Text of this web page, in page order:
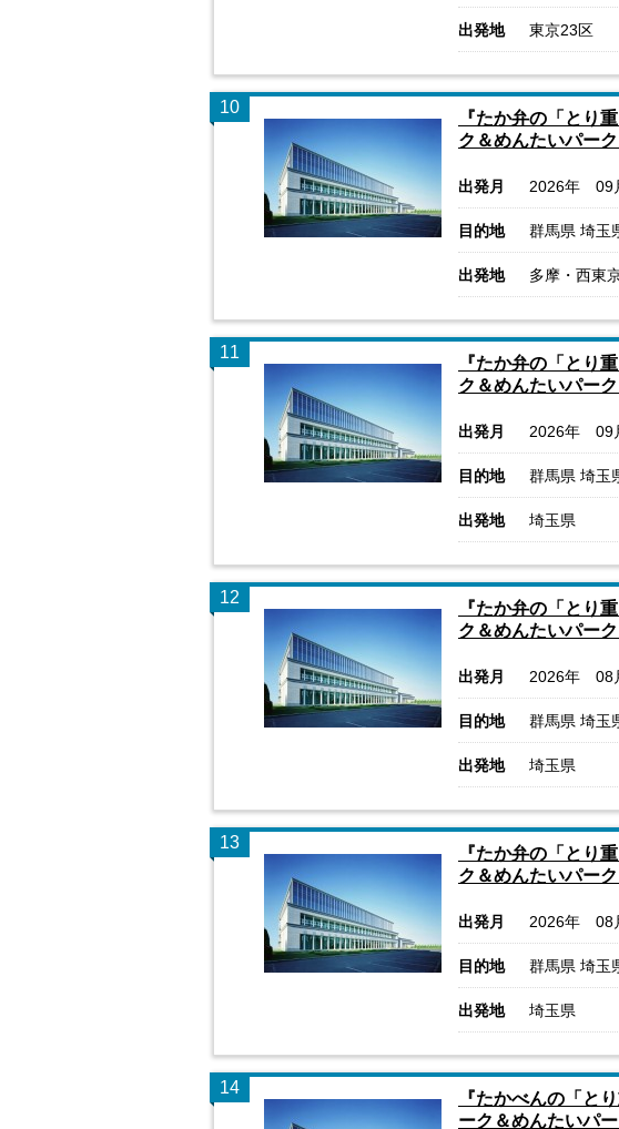
出発地 東京23区
10
『たか弁の「とり
ク＆めんたいパー
出発月 2026年 09
目的地 群馬県 埼玉
出発地 多摩・西東
11
『たか弁の「とり
ク＆めんたいパー
出発月 2026年 09
目的地 群馬県 埼玉
出発地 埼玉県
12
『たか弁の「とり
ク＆めんたいパー
出発月 2026年 08
目的地 群馬県 埼玉
出発地 埼玉県
13
『たか弁の「とり
ク＆めんたいパー
出発月 2026年 08
目的地 群馬県 埼玉
出発地 埼玉県
14
『たかべんの「と
ーク＆めんたいパ